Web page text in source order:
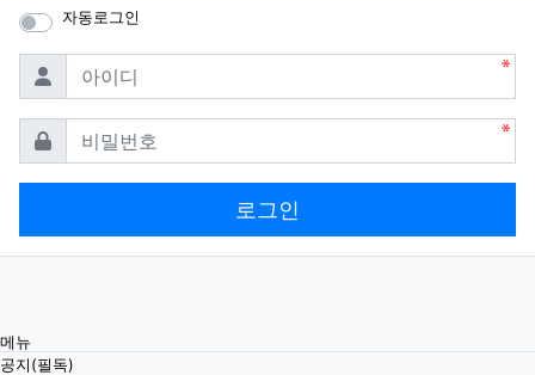
자동로그인
아이디
비밀번호
로그인
메뉴
공지(필독)